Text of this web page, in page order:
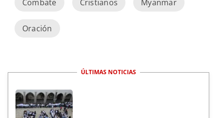
Combate Cristianos Myanmar
Oración
ÚLTIMAS NOTICIAS